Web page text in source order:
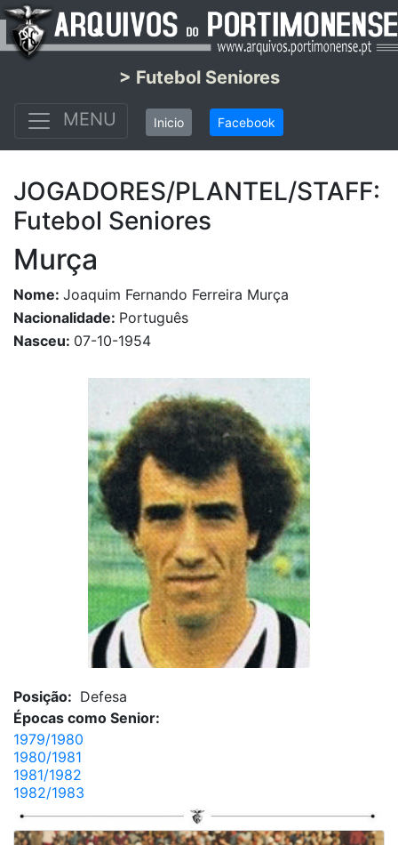
> Futebol Seniores
MENU
Inicio Facebook
JOGADORES/PLANTEL/STAFF:
Futebol Seniores
Murça
Nome: Joaquim Fernando Ferreira Murça
Nacionalidade: Português
Nasceu: 07-10-1954
Posição: Defesa
Épocas como Senior:
1979/1980
1980/1981
1981/1982
1982/1983